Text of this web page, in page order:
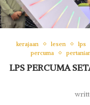
kerajaan lesen lps
percuma
LPS PERCUMA